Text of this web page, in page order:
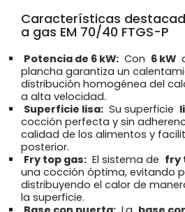
Características
a gas EM 70/40 FTGS-P
Potencia de 6 kW: Con 6 kW
plancha garantiza un
distribución homogénea del
a alta velocidad.
Superficie lisa: Su superficie
cocción perfecta y sin
calidad de los alimentos y
posterior.
Fry top gas: El sistema de fry
una cocción óptima, evitando
distribuyendo el calor de
la superficie.